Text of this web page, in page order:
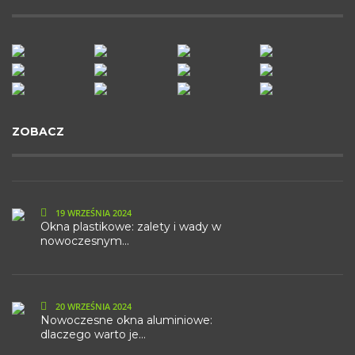
ZOBACZ
Okna plastikowe: zalety i wady w
nowoczesnym...
19 WRZEŚNIA 2024
Nowoczesne okna aluminiowe:
dlaczego warto je...
20 WRZEŚNIA 2024